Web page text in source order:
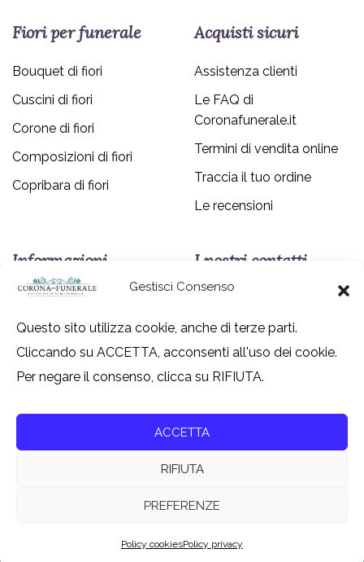
Gestisci Consenso
Questo sito utilizza cookie, anche di terze parti.
Cliccando su ACCETTA, acconsenti all'uso dei cookie.
Per negare il consenso, clicca su RIFIUTA.
ACCETTA
RIFIUTA
PREFERENZE
Policy cookiesPolicy privacy
Fiori per funerale
Bouquet di fiori
Cuscini di fiori
Corone di fiori
Composizioni di fiori
Copribara di fiori
Acquisti sicuri
Assistenza clienti
Le FAQ di
Coronafunerale.it
Termini di vendita online
Traccia il tuo ordine
Le recensioni
Informazioni
Chi siamo
Come contattarci
Policy privacy
Policy cookies
Modulo di recesso
I nostri contatti
800 618667
Instagram
Internazionale TF Srl – P.IVA 01124050046